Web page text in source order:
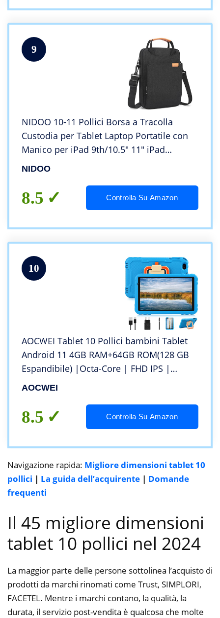
9
NIDOO 10-11 Pollici Borsa a Tracolla
Custodia per Tablet Laptop Portatile con
Manico per iPad 9th/10.5″ 11″ iPad
Pro/10.5″ 10.9″ iPad Air/10″ Surface Go
Scuro
NIDOO
8.5 Controlla Su Amazon
10
AOCWEI Tablet 10 Pollici bambini Tablet
Android 11 4GB RAM+64GB ROM(128 GB
Espandibile) |Octa-Core | FHD IPS |
8000mAh | 5MP + 8MP | Tablets con
blu
AOCWEI
8.5 Controlla Su Amazon
Navigazione rapida: Migliore dimensioni tablet 10
pollici | La guida dell’acquirente | Domande
frequenti
Il 45 migliore dimensioni
tablet 10 pollici nel 2024
La maggior parte delle persone sottolinea l’acquisto di
prodotti da marchi rinomati come Trust, SIMPLORI,
FACETEL. Mentre i marchi contano, la qualità, la
durata, il servizio post-vendita è qualcosa che molte